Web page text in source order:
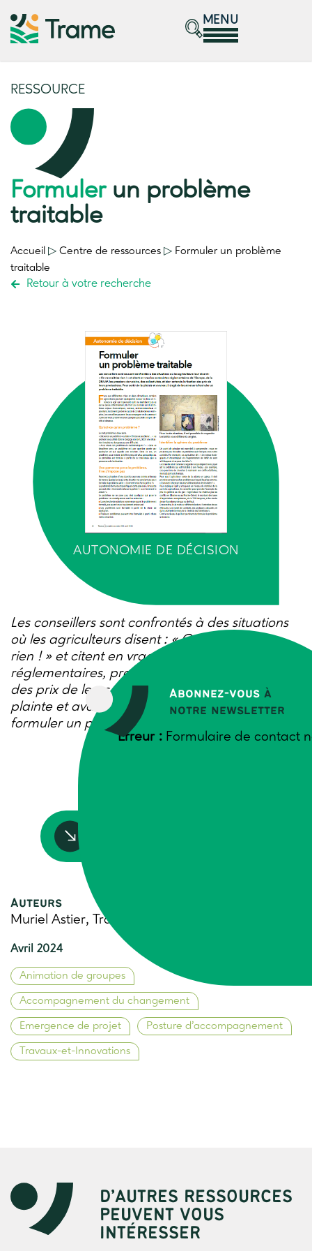
MENU
Abonnez-vous à
notre newsletter
Erreur : Formulaire de contact
RESSOURCE
Formulerun problème
traitable
Accueil ▷ Centre de ressources ▷ Formuler un problème
traitable
Retour à votre recherche
AUTONOMIE DE DÉCISION
Les conseillers sont confrontés à des situations
où les agriculteurs disent : « On ne maîtrise
rien ! » et citent en vrac contraintes
réglementaires, pressions de voisins, fixation
des prix de leurs productions… Pour sortir de la
plainte et avancer, il s’agit de les amener à
formuler un problème traitable.
Auteurs
Muriel Astier, Trame
Avril 2024
Animation de groupes
Accompagnement du changement
Emergence de projet Posture d’accompagnement
Travaux-et-Innovations
D’AUTRES RESSOURCES
PEUVENT VOUS
INTÉRESSER